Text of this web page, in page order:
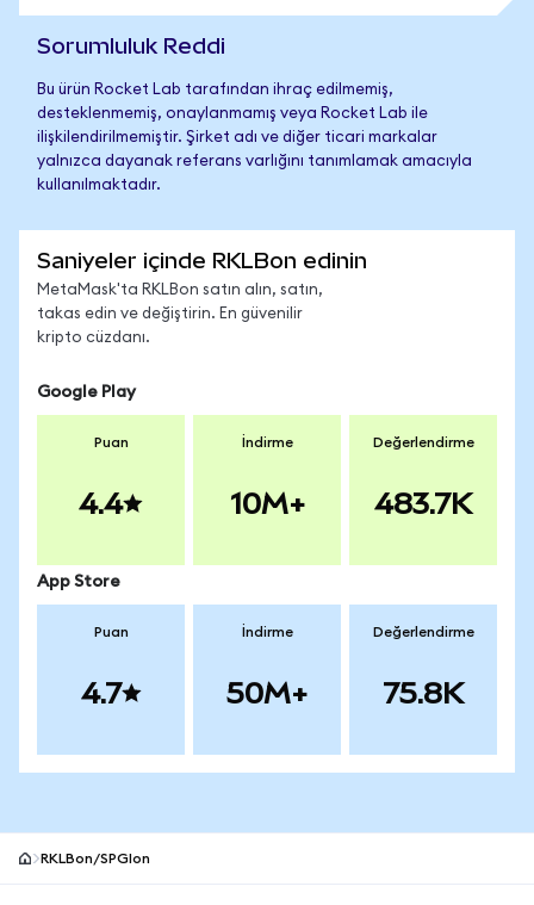
Sorumluluk Reddi
Bu ürün Rocket Lab tarafından ihraç edilmemiş,
desteklenmemiş, onaylanmamış veya Rocket Lab ile
ilişkilendirilmemiştir. Şirket adı ve diğer ticari markalar
yalnızca dayanak referans varlığını tanımlamak amacıyla
kullanılmaktadır.
Saniyeler içinde RKLBon edinin
MetaMask'ta RKLBon satın alın, satın,
takas edin ve değiştirin. En güvenilir
kripto cüzdanı.
Google Play
Puan
4.4
İndirme
10M+
Değerlendirme
483.7K
App Store
Puan
4.7
İndirme
50M+
Değerlendirme
75.8K
RKLBon/SPGIon